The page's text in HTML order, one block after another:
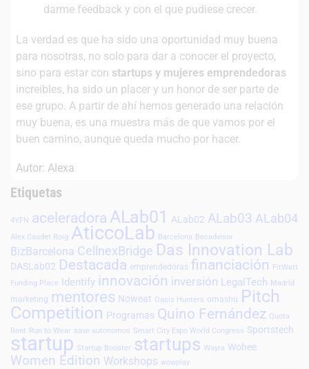
darme feedback y con el que pudiese crecer.
La verdad es que ha sido una oportunidad muy buena
para nosotras, no solo para dar a conocer el proyecto,
sino para estar con startups y mujeres emprendedoras
increíbles, ha sido un placer y un honor de ser parte de
ese grupo. A partir de ahí hemos generado una relación
muy buena, es una muestra más de que vamos por el
buen camino, aunque queda mucho por hacer.
Autor: Alexa
Etiquetas
4YFN aceleradora ALab01 ALab02 ALab03 ALab04
Alex Caudet Roig AticcoLab Barcelona Becadvisor
BizBarcelona CellnexBridge Das Innovation Lab
DASLab02 Destacada emprendedoras financiación FitWatt
Funding Place Identify innovación inversión LegalTech Madrid
marketing mentores Noweat Oasis Hunters omashu Pitch
Competition Programas Quino Fernández Quota
Rent Run to Wear save autonomos Smart City Expo World Congress Sportstech
startup Startup Booster startups Wayra Wohee
Women Edition Workshops wowplay